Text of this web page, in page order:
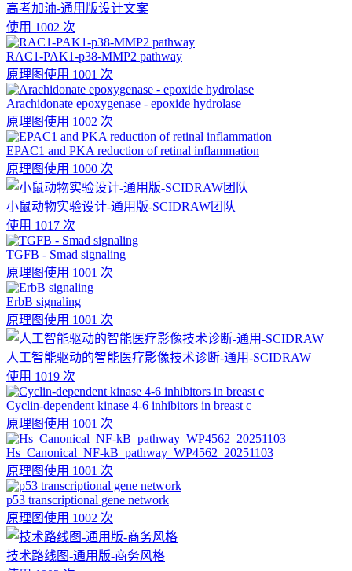
高考加油-通用版设计文案
使用 1002 次
RAC1-PAK1-p38-MMP2 pathway
原理图使用 1001 次
Arachidonate epoxygenase - epoxide hydrolase
原理图使用 1002 次
EPAC1 and PKA reduction of retinal inflammation
原理图使用 1000 次
小鼠动物实验设计-通用版-SCIDRAW团队
使用 1017 次
TGFB - Smad signaling
原理图使用 1001 次
ErbB signaling
原理图使用 1001 次
人工智能驱动的智能医疗影像技术诊断-通用-SCIDRAW
使用 1019 次
Cyclin-dependent kinase 4-6 inhibitors in breast c
原理图使用 1001 次
Hs_Canonical_NF-kB_pathway_WP4562_20251103
原理图使用 1001 次
p53 transcriptional gene network
原理图使用 1002 次
技术路线图-通用版-商务风格